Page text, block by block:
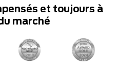
et toujours à
marché